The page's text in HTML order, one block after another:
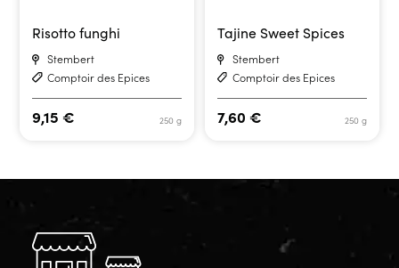
Risotto funghi
Stembert
Comptoir des Epices
250 g
9,15€
Tajine Sweet Spices
Stembert
Comptoir des Epices
250 g
7,60 €